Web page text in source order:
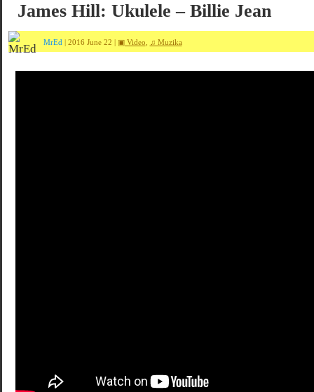
James Hill: Ukulele – Billie Jean
MrEd | 2016 June 22 | ▣ Video ♫ Muzika